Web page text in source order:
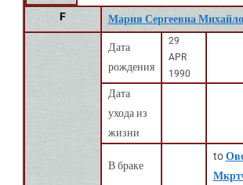
F Мария Сергеевна
Дата
рождения
29
APR
1990
Дата
ухода из
жизни
В браке
to